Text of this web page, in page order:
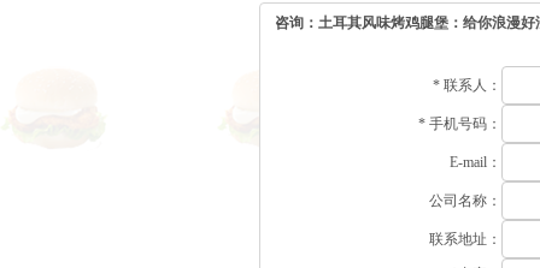
咨询：土耳其风味烤鸡腿堡：给你浪漫好
* 联系人：
* 手机号码：
E-mail：
公司名称：
联系地址：